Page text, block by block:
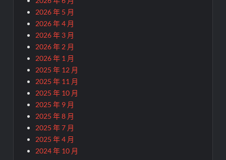
2026 年 5 月
2026 年 4 月
2026 年 3 月
2026 年 2 月
2026 年 1 月
2025 年 12 月
2025 年 11 月
2025 年 10 月
2025 年 9 月
2025 年 8 月
2025 年 7 月
2025 年 4 月
2024 年 10 月